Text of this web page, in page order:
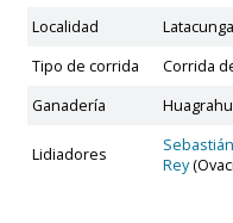
Localidad
Latacunga
Tipo de corrida
Corrida
Ganadería
Lidiadores
Rey